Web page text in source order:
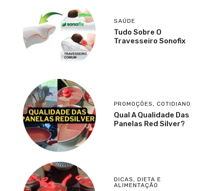
SAÚDE
Tudo Sobre O
Travesseiro Sonofix
PROMOÇÕES, COTIDIANO
Qual A Qualidade Das
Panelas Red Silver?
DICAS, DIETA E
ALIMENTAÇÃO